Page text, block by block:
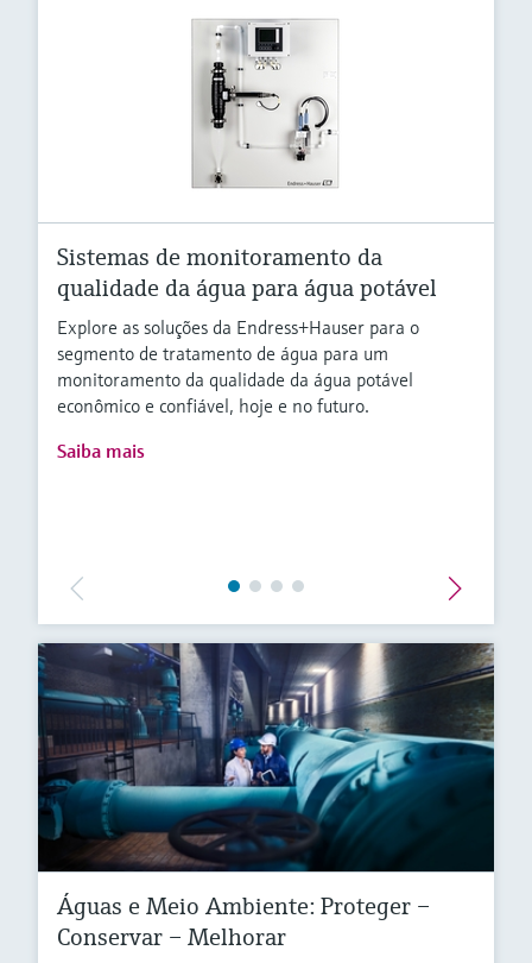
Sistemas de monitoramento da
qualidade da água para água potável
Explore as soluções da Endress+Hauser para o
segmento de tratamento de água para um
monitoramento da qualidade da água potável
econômico e confiável, hoje e no futuro.
Saiba mais
Águas e Meio Ambiente: Proteger –
Conservar – Melhorar